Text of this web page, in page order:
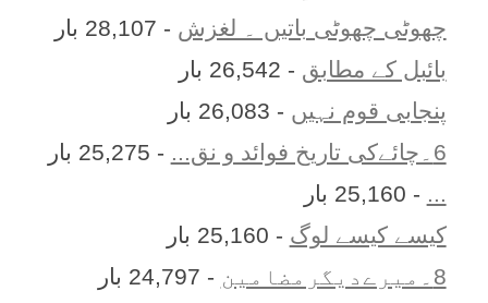
چھوٹی چھوٹی باتیں ۔ لغزش - 28,107 بار
بائبل کے مطابق - 26,542 بار
پنجابی قوم نہیں - 26,083 بار
6۔چائےکی تاریخ فوائد و نق...
- 25,275 بار
... - 25,160 بار
کیسے کیسے لوگ - 25,160 بار
8۔میرےدیگرمضامین
- 24,797 بار